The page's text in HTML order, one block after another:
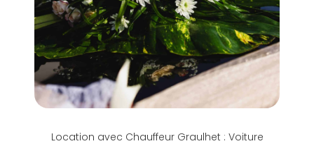
Location avec Chauffeur Graulhet : Voiture